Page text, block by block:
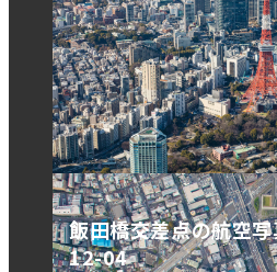
飯田橋交差点の航空
12-04